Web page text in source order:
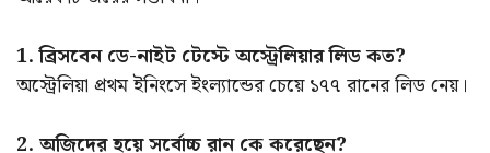
1. ব্রিসবেন ডে-নাইট টেস্টে অস্ট্রেলিয়ার লিড কত?
অস্ট্রেলিয়া প্রথম ইনিংসে ইংল্যান্ডের চেয়ে ১৭৭ রানের লিড নেয়।
2. অজিদের হয়ে সর্বোচ্চ রান কে করেছেন?